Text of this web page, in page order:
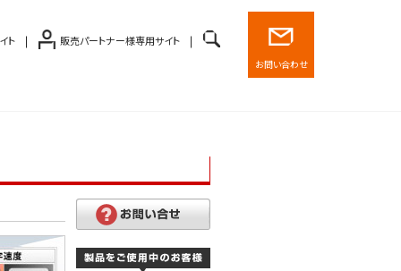
ト 販売パートナー様専用サイト
お問い合わせ